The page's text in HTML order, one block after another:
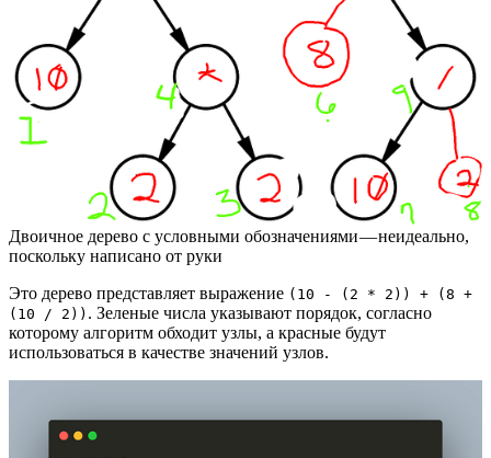
Двоичное дерево с условными обозначениями — неидеально,
поскольку написано от руки
Это дерево представляет выражение (10 - (2 * 2)) + (8 +
(10 / 2)) . Зеленые числа указывают порядок, согласно
которому алгоритм обходит узлы, а красные будут
использоваться в качестве значений узлов.